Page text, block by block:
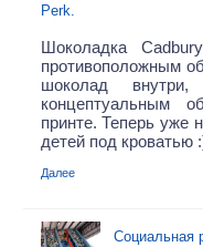
Perk.
Шоколадка
противоположным
шоколад
концептуальным
принте. Теперь уже
детей под кроватью
Далее
Социальная